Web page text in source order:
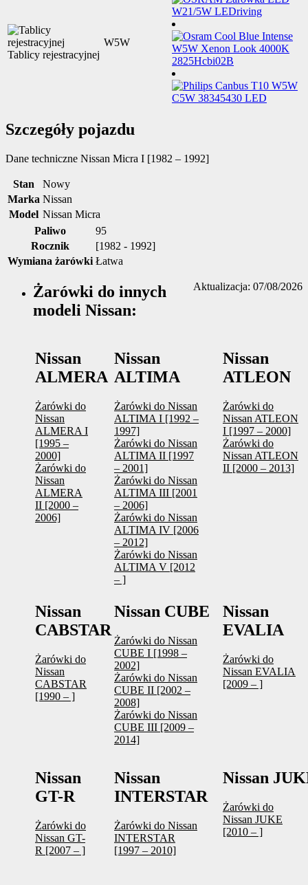
Tablicy rejestracyjnej
W5W
Szczegóły pojazdu
Dane techniczne Nissan Micra I [1982 – 1992]
Stan
Nowy
Marka Nissan
Model Nissan Micra
Paliwo
95
Rocznik
[1982 - 1992]
Wymiana żarówki Łatwa
Aktualizacja: 07/08/2026
Żarówki do innych
modeli Nissan:
Nissan
ALMERA
Żarówki do
Nissan
ALMERA I
[1995 –
2000]
Żarówki do
Nissan
ALMERA
II [2000 –
2006]
Nissan
ALTIMA
Żarówki do Nissan
ALTIMA I [1992 –
1997]
Żarówki do Nissan
ALTIMA II [1997
– 2001]
Żarówki do Nissan
ALTIMA III [2001
– 2006]
Żarówki do Nissan
ALTIMA IV [2006
– 2012]
Żarówki do Nissan
ALTIMA V [2012
– ]
Nissan
ATLEON
Żarówki do
Nissan ATLEON
I [1997 – 2000]
Żarówki do
Nissan ATLEON
II [2000 – 2013]
Nissan
CABSTAR
Żarówki do
Nissan
CABSTAR
[1990 – ]
Nissan CUBE
Żarówki do Nissan
CUBE I [1998 –
2002]
Żarówki do Nissan
CUBE II [2002 –
2008]
Żarówki do Nissan
CUBE III [2009 –
2014]
Nissan
EVALIA
Żarówki do
Nissan EVALIA
[2009 – ]
Nissan
GT-R
Żarówki do
Nissan GT-
R [2007 – ]
Nissan
INTERSTAR
Żarówki do Nissan
INTERSTAR
[1997 – 2010]
Nissan
Żarówki do
Nissan JUKE
[2010 – ]